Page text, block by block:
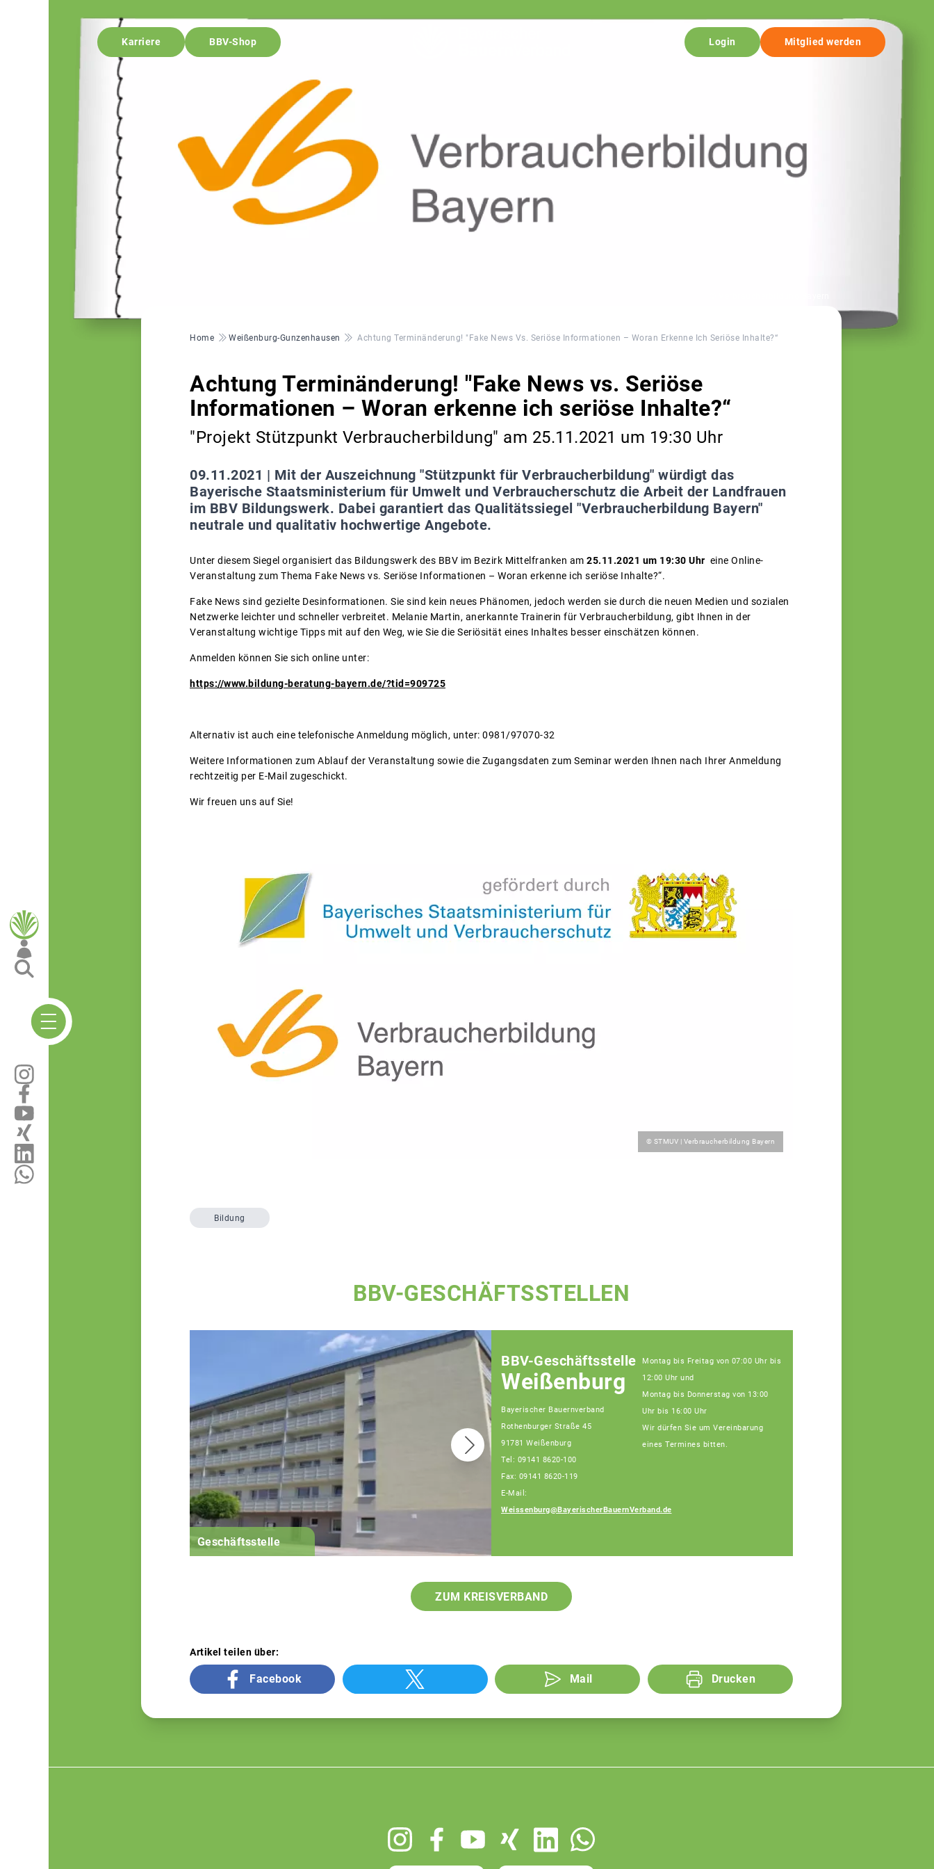
Karriere BBV-Shop Login Mitglied werden
Pfadnavigation
Home Weißenburg-Gunzenhausen Achtung Terminänderung! "Fake News Vs. Seriöse Informationen – Woran Erkenne Ich Seriöse Inhalte?“
Achtung Terminänderung! "Fake News vs. Seriöse
Informationen – Woran erkenne ich seriöse Inhalte?“
"Projekt Stützpunkt Verbraucherbildung" am 25.11.2021 um 19:30 Uhr
09.11.2021 | Mit der Auszeichnung "Stützpunkt für Verbraucherbildung" würdigt das
Bayerische Staatsministerium für Umwelt und Verbraucherschutz die Arbeit der Landfrauen
im BBV Bildungswerk. Dabei garantiert das Qualitätssiegel "Verbraucherbildung Bayern"
neutrale und qualitativ hochwertige Angebote.
Unter diesem Siegel organisiert das Bildungswerk des BBV im Bezirk Mittelfranken am 25.11.2021 um 19:30 Uhr eine Online-
Veranstaltung zum Thema Fake News vs. Seriöse Informationen – Woran erkenne ich seriöse Inhalte?“.
Fake News sind gezielte Desinformationen. Sie sind kein neues Phänomen, jedoch werden sie durch die neuen Medien und sozialen
Netzwerke leichter und schneller verbreitet. Melanie Martin, anerkannte Trainerin für Verbraucherbildung, gibt Ihnen in der
Veranstaltung wichtige Tipps mit auf den Weg, wie Sie die Seriösität eines Inhaltes besser einschätzen können.
Anmelden können Sie sich online unter:
https://www.bildung-beratung-bayern.de/?tid=909725
Alternativ ist auch eine telefonische Anmeldung möglich, unter: 0981/97070-32
Weitere Informationen zum Ablauf der Veranstaltung sowie die Zugangsdaten zum Seminar werden Ihnen nach Ihrer Anmeldung
rechtzeitig per E-Mail zugeschickt.
Wir freuen uns auf Sie!
© STMUV | Verbraucherbildung Bayern
Bildung
BBV-GESCHÄFTSSTELLEN
Geschäftsstelle
Daniel Meier
BBV-Geschäftsstelle
Weißenburg
Bayerischer Bauernverband
Rothenburger Straße 45
91781 Weißenburg
Tel: 09141 8620-100
Fax: 09141 8620-119
E-Mail:
Weissenburg@BayerischerBauernVerband.de
Montag bis Freitag von 07:00 Uhr bis
12:00 Uhr und
Montag bis Donnerstag von 13:00
Uhr bis 16:00 Uhr
Wir dürfen Sie um Vereinbarung
eines Termines bitten.
ZUM KREISVERBAND
Artikel teilen über:
Facebook Mail Drucken